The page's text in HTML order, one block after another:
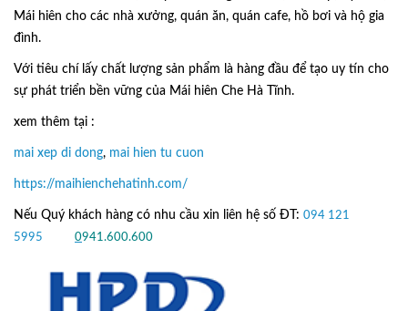
Mái hiên cho các nhà xưởng, quán ăn, quán cafe, hồ bơi và hộ gia
đình.
Với tiêu chí lấy chất lượng sản phẩm là hàng đầu để tạo uy tín cho
sự phát triển bền vững của Mái hiên Che Hà Tĩnh.
xem thêm tại :
mai xep di dong, mai hien tu cuon
https://maihienchehatinh.com/
Nếu Quý khách hàng có nhu cầu xin liên hệ số ĐT: 094 121
5995
0941.600.600